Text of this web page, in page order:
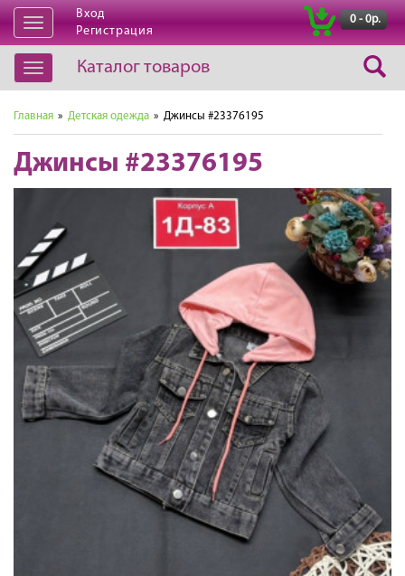
Открыть
навигацию
Вход
Регистрация
0 - 0р.
Открыть
навигацию
Каталог товаров
Главная » Детская одежда » Джинсы #23376195
Джинсы #23376195